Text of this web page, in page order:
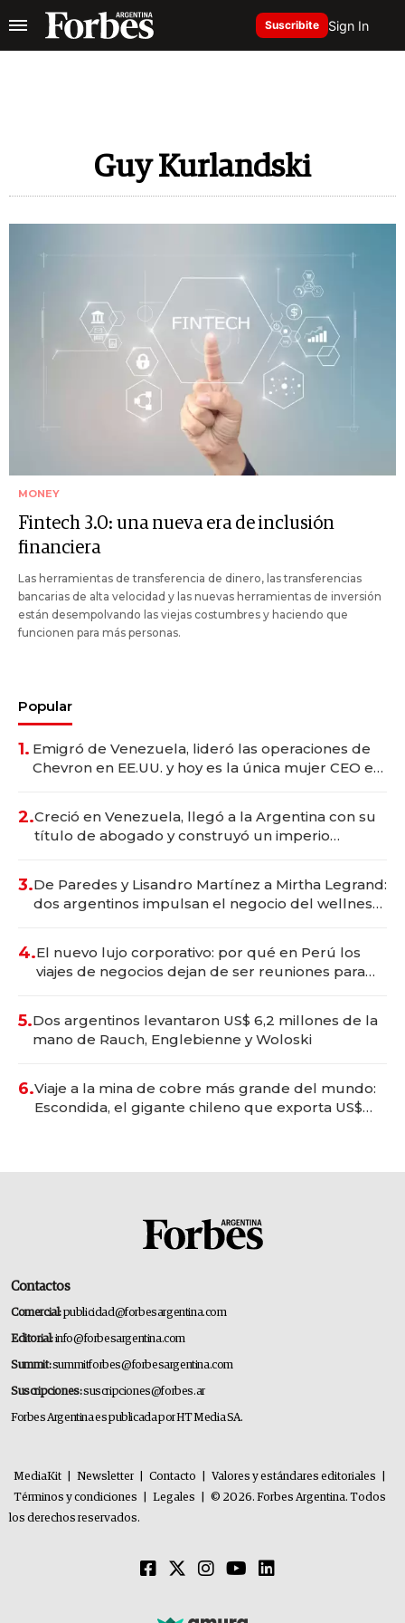
Suscribite Sign In
Guy Kurlandski
MONEY
Fintech 3.0: una nueva era de inclusión
financiera
Las herramientas de transferencia de dinero, las transferencias
bancarias de alta velocidad y las nuevas herramientas de inversión
están desempolvando las viejas costumbres y haciendo que
funcionen para más personas.
Popular
1. Emigró de Venezuela, lideró las operaciones de
Chevron en EE.UU. y hoy es la única mujer CEO en
2.Creció en Venezuela, llegó a la Argentina con su
título de abogado y construyó un imperio
3.De Paredes y Lisandro Martínez a Mirtha Legrand:
dos argentinos impulsan el negocio del wellness
4.El nuevo lujo corporativo: por qué en Perú los
viajes de negocios dejan de ser reuniones para
5.Dos argentinos levantaron US$ 6,2 millones de la
mano de Rauch, Englebienne y Woloski
6.Viaje a la mina de cobre más grande del mundo:
Escondida, el gigante chileno que exporta US$
Contactos
Comercial:publicidad@forbesargentina.com
Editorial:info@forbesargentina.com
Summit:summitforbes@forbesargentina.com
Suscripciones:suscripciones@forbes.ar
Forbes Argentina es publicada por HT Media SA.
MediaKit Newsletter Contacto Valores y estándares editoriales
Términos y condiciones
Legales
© 2026. Forbes Argentina. Todos
los derechos reservados.